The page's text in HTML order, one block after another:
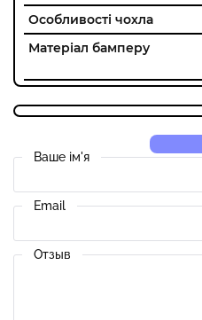
Особливості чохла
Матеріал бамперу
Ваше ім'я
Email
Отзыв